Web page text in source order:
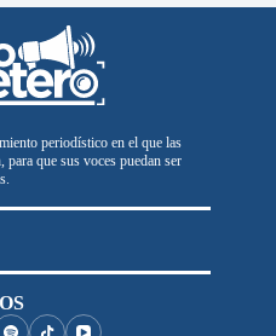
periodístico en el que las
que sus voces puedan ser